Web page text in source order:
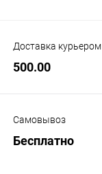
Доставка курьером
500.00
Самовывоз
Бесплатно